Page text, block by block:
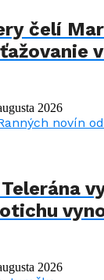
čelí
2026
2026